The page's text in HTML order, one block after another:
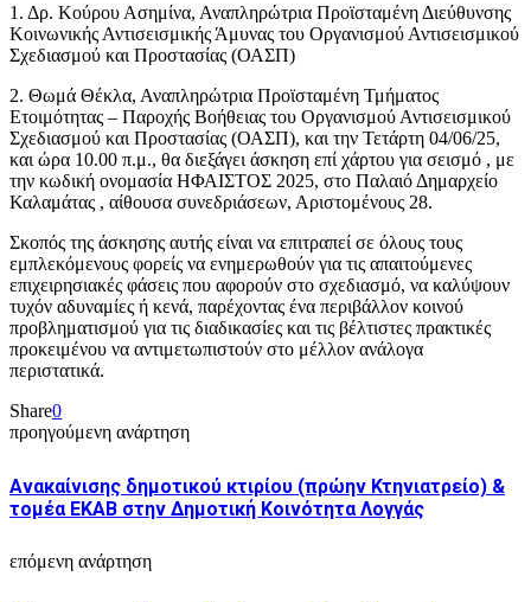
1. Δρ. Κούρου Ασημίνα, Αναπληρώτρια Προϊσταμένη Διεύθυνσης
Κοινωνικής Αντισεισμικής Άμυνας του Οργανισμού Αντισεισμικού
Σχεδιασμού και Προστασίας (ΟΑΣΠ)
2. Θωμά Θέκλα, Αναπληρώτρια Προϊσταμένη Τμήματος
Ετοιμότητας – Παροχής Βοήθειας του Οργανισμού Αντισεισμικού
Σχεδιασμού και Προστασίας (ΟΑΣΠ), και την Τετάρτη 04/06/25,
και ώρα 10.00 π.μ., θα διεξάγει άσκηση επί χάρτου για σεισμό , με
την κωδική ονομασία ΗΦΑΙΣΤΟΣ 2025, στο Παλαιό Δημαρχείο
Καλαμάτας , αίθουσα συνεδριάσεων, Αριστομένους 28.
Σκοπός της άσκησης αυτής είναι να επιτραπεί σε όλους τους
εμπλεκόμενους φορείς να ενημερωθούν για τις απαιτούμενες
επιχειρησιακές φάσεις που αφορούν στο σχεδιασμό, να καλύψουν
τυχόν αδυναμίες ή κενά, παρέχοντας ένα περιβάλλον κοινού
προβληματισμού για τις διαδικασίες και τις βέλτιστες πρακτικές
προκειμένου να αντιμετωπιστούν στο μέλλον ανάλογα
περιστατικά.
Share0
προηγούμενη ανάρτηση
Ανακαίνισης δημοτικού κτιρίου (πρώην Κτηνιατρείο) &
τομέα ΕΚΑΒ στην Δημοτική Κοινότητα Λογγάς
επόμενη ανάρτηση